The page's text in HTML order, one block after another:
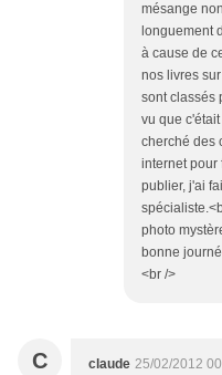
mésange
longuement
à cause de
nos livres
sont classés
vu que
cherché des
internet pour
publier, j'ai
photo
bonne
<br />
C claude 25/02/2012